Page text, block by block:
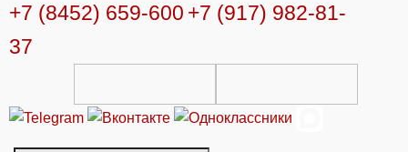
+7 (8452) 659-600 +7 (917) 982-81-
37